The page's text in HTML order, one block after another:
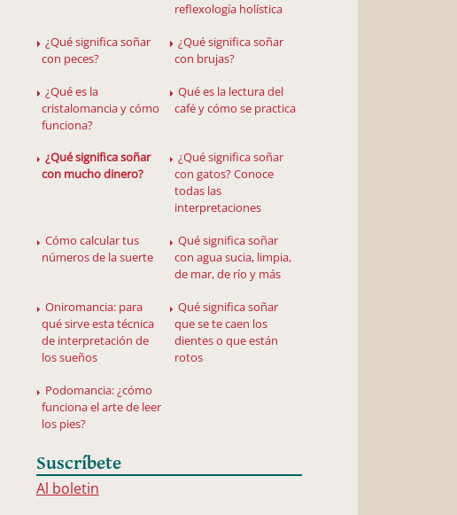
reflexología holística
¿Qué significa soñar
con peces?
¿Qué significa soñar
con brujas?
¿Qué es la
cristalomancia y cómo
funciona?
Qué es la lectura del
café y cómo se practica
¿Qué significa soñar
con mucho dinero?
¿Qué significa soñar
con gatos? Conoce
todas las
interpretaciones
Cómo calcular tus
números de la suerte
Qué significa soñar
con agua sucia, limpia,
de mar, de río y más
Oniromancia: para
qué sirve esta técnica
de interpretación de
los sueños
Qué significa soñar
que se te caen los
dientes o que están
rotos
Podomancia: ¿cómo
funciona el arte de leer
los pies?
Suscríbete
Al boletin